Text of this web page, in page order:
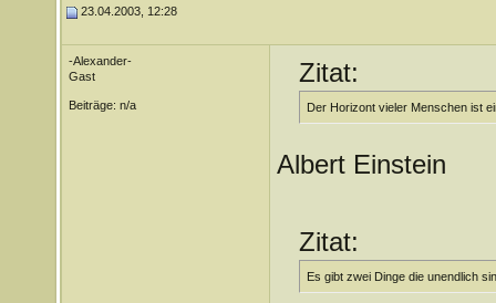
23.04.2003, 12:28
-Alexander-
Gast
Beiträge: n/a
Zitat:
Der Horizont vieler Menschen ist
Albert Einstein
Zitat:
Es gibt zwei Dinge die unendlich